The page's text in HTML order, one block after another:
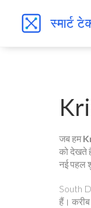
जब हम
को देखते
नई पहल
South
हैं। करीब